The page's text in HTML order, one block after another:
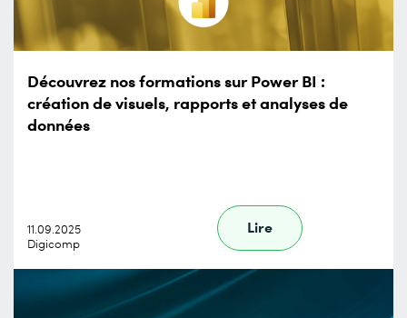
Découvrez nos formations sur Power BI :
création de visuels, rapports et analyses de
données
11.09.2025
Digicomp
Lire